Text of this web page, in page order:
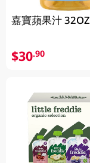
嘉寶蘋果汁 32OZ
$30.90